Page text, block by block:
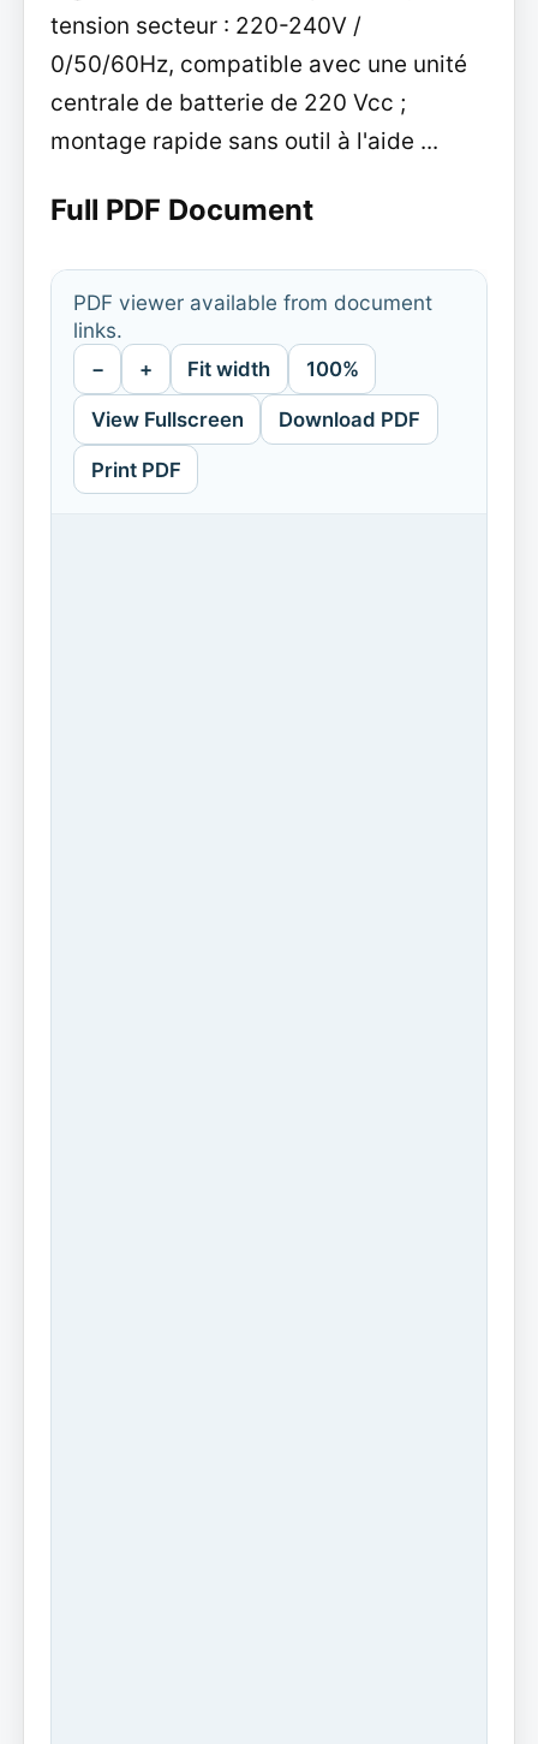
tension secteur : 220-240V /
0/50/60Hz, compatible avec une unité
centrale de batterie de 220 Vcc ;
montage rapide sans outil à l'aide ...
Full PDF Document
PDF viewer available from document
links.
− + Fit width 100%
View Fullscreen Download PDF
Print PDF